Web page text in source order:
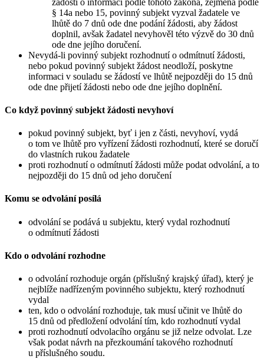
§ 14a nebo 15, povinný subjekt vyzval žadatele ve
lhůtě do 7 dnů ode dne podání žádosti, aby žádost
doplnil, avšak žadatel nevyhověl této výzvě do 30 dnů
ode dne jejího doručení.
Nevydá-li povinný subjekt rozhodnutí o odmítnutí žádosti,
nebo pokud povinný subjekt žádost neodloží, poskytne
informaci v souladu se žádostí ve lhůtě nejpozději do 15 dnů
ode dne přijetí žádosti nebo ode dne jejího doplnění.
Co když povinný subjekt žádosti nevyhoví
pokud povinný subjekt, byť i jen z části, nevyhoví, vydá
o tom ve lhůtě pro vyřízení žádosti rozhodnutí, které se doručí
do vlastních rukou žadatele
proti rozhodnutí o odmítnutí žádosti může podat odvolání, a to
nejpozději do 15 dnů od jeho doručení
Komu se odvolání posílá
odvolání se podává u subjektu, který vydal rozhodnutí
o odmítnutí žádosti
Kdo o odvolání rozhodne
o odvolání rozhoduje orgán (příslušný krajský úřad), který je
nejblíže nadřízeným povinného subjektu, který rozhodnutí
vydal
ten, kdo o odvolání rozhoduje, tak musí učinit ve lhůtě do
15 dnů od předložení odvolání tím, kdo rozhodnutí vydal
proti rozhodnutí odvolacího orgánu se již nelze odvolat. Lze
však podat návrh na přezkoumání takového rozhodnutí
u příslušného soudu.